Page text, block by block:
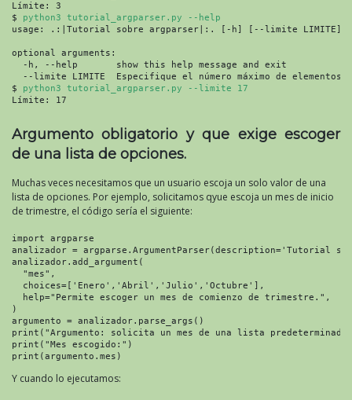
Límite: 3
$ python3 tutorial_argparser.py --help
usage: .:|Tutorial sobre argparser|:. [-h] [--limite LIMITE]
optional arguments:
-h, --help       show this help message and exit
--limite LIMITE  Especifique el número máximo de elementos,
$ python3 tutorial_argparser.py --limite 17
Límite: 17
Argumento obligatorio y que exige escoger
de una lista de opciones.
Muchas veces necesitamos que un usuario escoja un solo valor de una
lista de opciones. Por ejemplo, solicitamos qyue escoja un mes de inicio
de trimestre, el código sería el siguiente:
import argparse
analizador = argparse.ArgumentParser(description='Tutorial
analizador.add_argument(
"mes",
choices=['Enero','Abril','Julio','Octubre'],
help="Permite escoger un mes de comienzo de trimestre.",
)
argumento = analizador.parse_args()
print("Argumento: solicita un mes de una lista
print("Mes escogido:")
print(argumento.mes)
Y cuando lo ejecutamos: